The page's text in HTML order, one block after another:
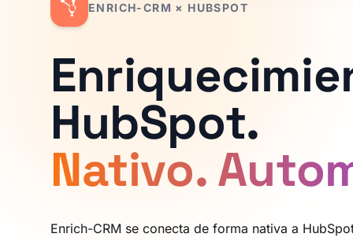
ENRICH-CRM × HUBSPOT
HubSpot.
Nativo.
Enrich-CRM se conecta de forma nativa a